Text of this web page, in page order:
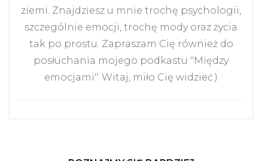
ziemi. Znajdziesz u mnie trochę psychologii,
szczególnie emocji, trochę mody oraz życia
tak po prostu. Zapraszam Cię również do
posłuchania mojego podkastu "Między
emocjami". Witaj, miło Cię widzieć:)